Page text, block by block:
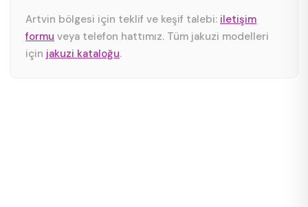
Artvin bölgesi için teklif ve keşif talebi: iletişim
formu veya telefon hattımız. Tüm jakuzi modelleri
için jakuzi kataloğu.